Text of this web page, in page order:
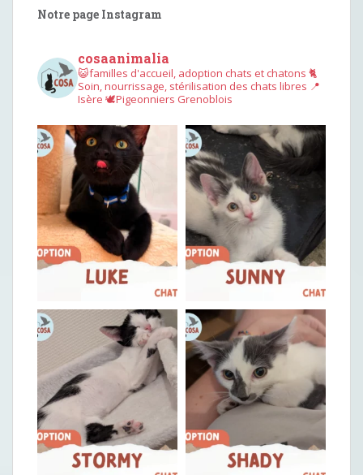
Notre page Instagram
cosaanimalia
😺familles d'accueil, adoption chats et chatons 🐈
Soin, nourrissage, stérilisation des chats libres 📍
Isère 🕊︎Pigeonniers Grenoblois